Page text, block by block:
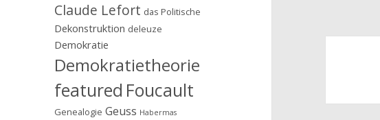
Claude Lefort das Politische
Dekonstruktion deleuze
Demokratie
Demokratietheorie
featured Foucault
Genealogie Geuss Habermas